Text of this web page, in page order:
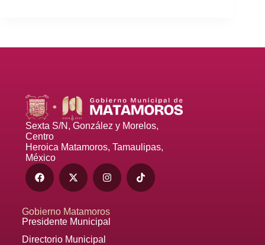
Sexta S/N, González y Morelos,
Centro
Heroica Matamoros, Tamaulipas,
México
Gobierno Matamoros
Presidente Municipal
Directorio Municipal